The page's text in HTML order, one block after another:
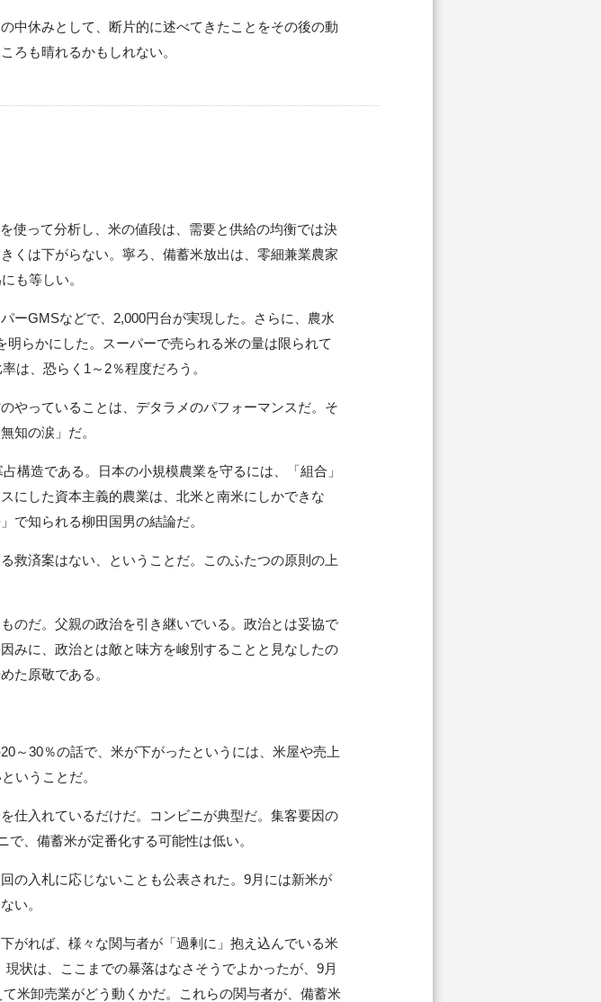
中休みとして、断片的に述べてきたことをその後の動
ろも晴れるかもしれない。
使って分析し、米の値段は、需要と供給の均衡では決
くは下がらない。寧ろ、備蓄米放出は、零細兼業農家
も等しい。
ーGMSなどで、2,000円台が実現した。さらに、農水
らかにした。スーパーで売られる米の量は限られて
は、恐らく1～2％程度だろう。
やっていることは、デタラメのパフォーマンスだ。そ
知の涙」だ。
造である。日本の小規模農業を守るには、「組合」
にした資本主義的農業は、北米と南米にしかできな
で知られる柳田国男の結論だ。
救済案はない、ということだ。このふたつの原則の上
のだ。父親の政治を引き継いでいる。政治とは妥協で
みに、政治とは敵と味方を峻別することと見なしたの
た原敬である。
～30％の話で、米が下がったというには、米屋や売上
いうことだ。
仕入れているだけだ。コンビニが典型だ。集客要因の
、備蓄米が定番化する可能性は低い。
の入札に応じないことも公表された。9月には新米が
い。
がれば、様々な関与者が「過剰に」抱え込んでいる米
状は、ここまでの暴落はなさそうでよかったが、9月
米卸売業がどう動くかだ。これらの関与者が、備蓄米